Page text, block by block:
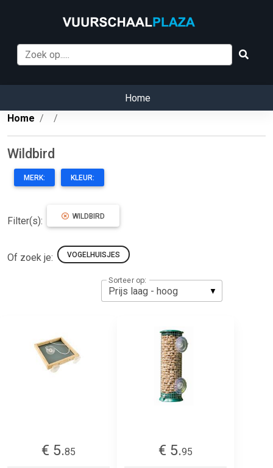
Home
Home
Wildbird
MERK: KLEUR:
Filter(s): WILDBIRD
Of zoek je: VOGELHUISJES
Sorteer op:
€ 5.85
€ 5.95